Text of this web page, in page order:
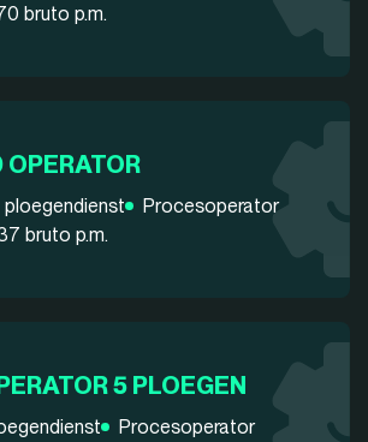
bruto p.m.
ploegendienst
Procesoperator
bruto p.m.
5 PLOEGEN
Procesoperator